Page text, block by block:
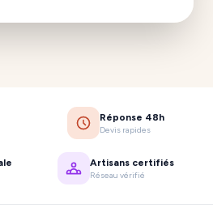
Réponse 48h
Devis rapides
Artisans certifiés
Réseau vérifié